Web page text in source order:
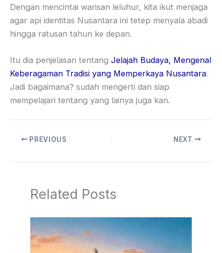
Dengan mencintai warisan leluhur, kita ikut menjaga
agar api identitas Nusantara ini tetep menyala abadi
hingga ratusan tahun ke depan.
Itu dia penjelasan tentang Jelajah Budaya, Mengenal
Keberagaman Tradisi yang Memperkaya Nusantara.
Jadi bagaimana? sudah mengerti dan siap
mempelajari tentang yang lainya juga kan.
PREVIOUS NEXT
Related Posts